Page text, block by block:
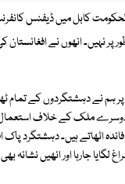
کابل میں ڈیفنس
نہیں۔ انھوں نے افغانستان
پر ہم نے دہشتگردوں کے
دوسرے ملک کے خلاف
کا فائدہ اٹھاتے ہیں۔
جارہا اور انھیں نشانہ بھی